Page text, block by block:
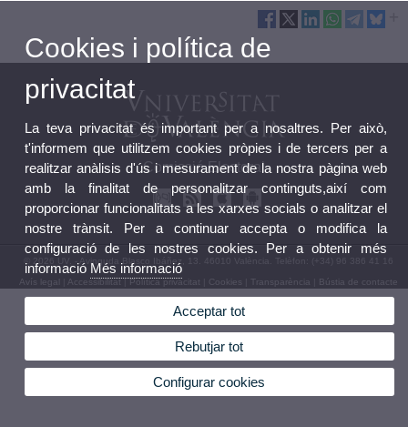
Comissió Electoral
© 2026 UV. - Avinguda Blasco Ibáñez, 13. 46010 València. Telèfon: (+34) 96 386 41 16
Avís legal Accessibilitat|Política privacitat Cookies Transparència Bústia de contacte
Cookies i política de
privacitat
La teva privacitat és important per a nosaltres. Per això,
t'informem que utilitzem cookies pròpies i de tercers per a
realitzar anàlisis d'ús i mesurament de la nostra pàgina web
amb la finalitat de personalitzar continguts,així com
proporcionar funcionalitats a les xarxes socials o analitzar el
nostre trànsit. Per a continuar accepta o modifica la
configuració de les nostres cookies. Per a obtenir més
informacióMés informació
Acceptar tot
Rebutjar tot
Configurar cookies